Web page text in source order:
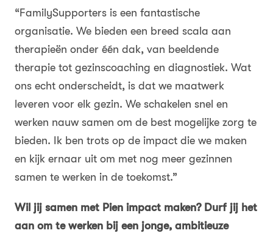
“FamilySupporters is een fantastische
organisatie. We bieden een breed scala aan
therapieën onder één dak, van beeldende
therapie tot gezinscoaching en diagnostiek. Wat
ons echt onderscheidt, is dat we maatwerk
leveren voor elk gezin. We schakelen snel en
werken nauw samen om de best mogelijke zorg te
bieden. Ik ben trots op de impact die we maken
en kijk ernaar uit om met nog meer gezinnen
samen te werken in de toekomst.”
Wil jij samen met Pien impact maken? Durf jij het
aan om te werken bij een jonge, ambitieuze